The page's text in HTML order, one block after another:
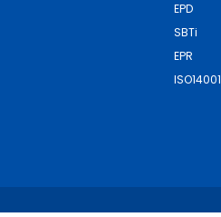
EPD
SBTi
EPR
ISO14001